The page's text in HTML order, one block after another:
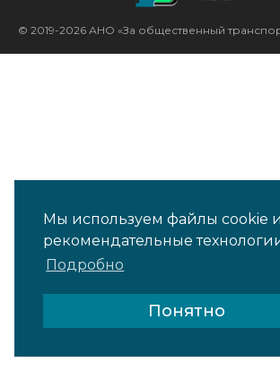
Мы используем файлы cookie и
рекомендательные
Подробно
Понятно
© 2019-2026 АНО «За общественный